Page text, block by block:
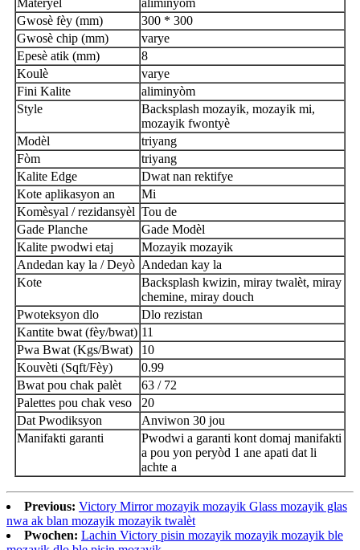
Materyèl
aliminyòm
Gwosè fèy (mm)
300 * 300
Gwosè chip (mm)
varye
Epesè atik (mm)
8
Koulè
varye
Fini Kalite
aliminyòm
Style
Backsplash mozayik, mozayik mi,
mozayik fwontyè
Modèl
triyang
Fòm
triyang
Kalite Edge
Dwat nan rektifye
Kote aplikasyon an
Mi
Komèsyal / rezidansyèl Tou de
Gade Planche
Gade Modèl
Kalite pwodwi etaj
Mozayik mozayik
Andedan kay la / Deyò Andedan kay la
Kote
Backsplash kwizin, miray twalèt, miray
chemine, miray douch
Pwoteksyon dlo
Dlo rezistan
Kantite bwat (fèy/bwat) 11
Pwa Bwat (Kgs/Bwat)
10
Kouvèti (Sqft/Fèy)
0.99
Bwat pou chak palèt
63 / 72
Palettes pou chak veso
20
Dat Pwodiksyon
Anviwon 30 jou
Manifakti garanti
Pwodwi a garanti kont domaj manifakti
a pou yon peryòd 1 ane apati dat li
achte a
Previous: Victory Mirror mozayik mozayik Glass mozayik glas
nwa ak blan mozayik mozayik twalèt
Pwochen: Lachin Victory pisin mozayik mozayik mozayik ble